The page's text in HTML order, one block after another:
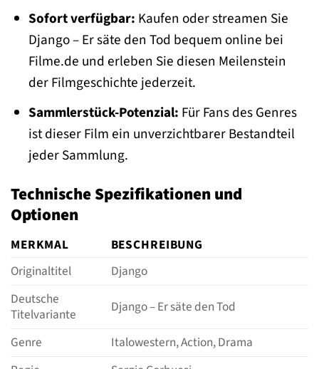
Sofort verfügbar: Kaufen oder streamen Sie
Django – Er säte den Tod bequem online bei
Filme.de und erleben Sie diesen Meilenstein
der Filmgeschichte jederzeit.
Sammlerstück-Potenzial: Für Fans des Genres
ist dieser Film ein unverzichtbarer Bestandteil
jeder Sammlung.
Technische Spezifikationen und
Optionen
MERKMAL
BESCHREIBUNG
Originaltitel
Django
Deutsche
Titelvariante
Django – Er säte den Tod
Genre
Italowestern, Action, Drama